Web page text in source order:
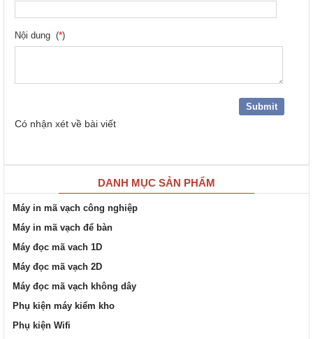
Nội dung (*)
Có nhận xét về bài viết
DANH MỤC SẢN PHẨM
Máy in mã vạch công nghiệp
Máy in mã vạch để bàn
Máy đọc mã vach 1D
Máy đọc mã vạch 2D
Máy đọc mã vạch không dây
Phụ kiện máy kiểm kho
Phụ kiện Wifi